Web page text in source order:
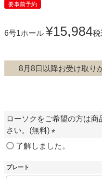
要事前予約
6号1ホール ¥15,984税
8月8日以降お受け取り
ローソクをご希望の方は
さい。(無料)
了解しました。
プレート